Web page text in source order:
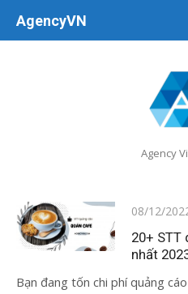
Agency
AgencyVN
Đăng
vào
08/12/
20+ STT
nhất
Bạn đang tốn chi phí quảng